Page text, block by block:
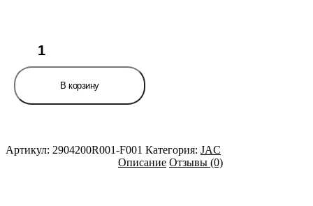
Рычаг
Sollers
Atlant
JAC
В корзину
Артикул: 2904200R001-F001 Категория: JAC
Описание Отзывы (0)